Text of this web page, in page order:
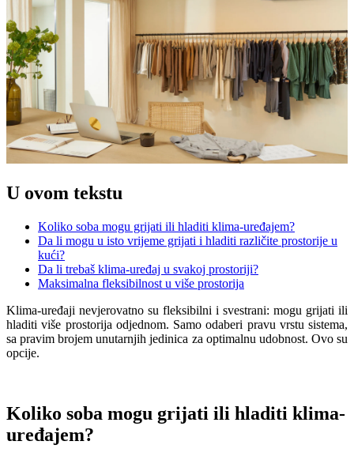
U ovom tekstu
Koliko soba mogu grijati ili hladiti klima-uređajem?
Da li mogu u isto vrijeme grijati i hladiti različite prostorije u
kući?
Da li trebaš klima-uređaj u svakoj prostoriji?
Maksimalna fleksibilnost u više prostorija
Klima-uređaji nevjerovatno su fleksibilni i svestrani: mogu grijati ili
hladiti više prostorija odjednom. Samo odaberi pravu vrstu sistema,
sa pravim brojem unutarnjih jedinica za optimalnu udobnost. Ovo su
opcije.
Koliko soba mogu grijati ili hladiti klima-
uređajem?